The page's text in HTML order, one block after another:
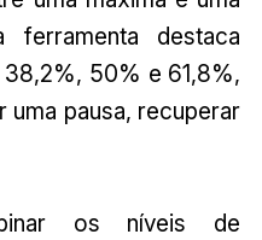
ferramenta destaca
50% e 61,8%,
pausa, recuperar
os níveis de